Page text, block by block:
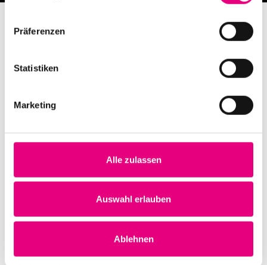
Präferenzen
Statistiken
Marketing
Alle zulassen
Auswahl erlauben
Ablehnen
Festival Director / Artistic Director / Management